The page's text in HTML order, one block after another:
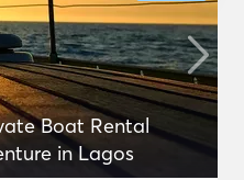
Boat Rental
in Lagos